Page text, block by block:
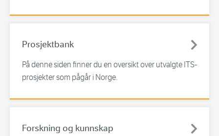
Prosjektbank
På denne siden finner du en oversikt over utvalgte ITS-
prosjekter som pågår i Norge.
Forskning og kunnskap